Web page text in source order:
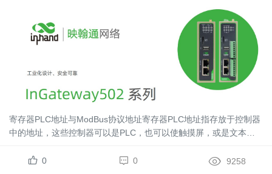
寄存器PLC地址与ModBus协议地址寄存器PLC地址指存放于控制器
中的地址，这些控制器可以是PLC，也可以使触摸屏，或是文本显
存器类型。第一位数字和寄存器类型的对应关系如表1...
0 0 9258